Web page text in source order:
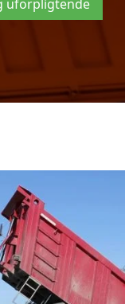
uforpligtende